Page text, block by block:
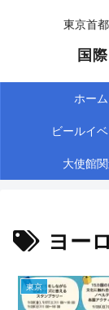
東京首
国
ホーム
ビールイ
大使館
ヨー
東京